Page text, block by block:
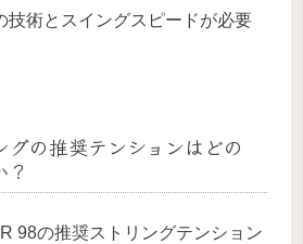
技術とスイングスピードが必要
の推奨テンションはどの
？
98の推奨ストリングテンション